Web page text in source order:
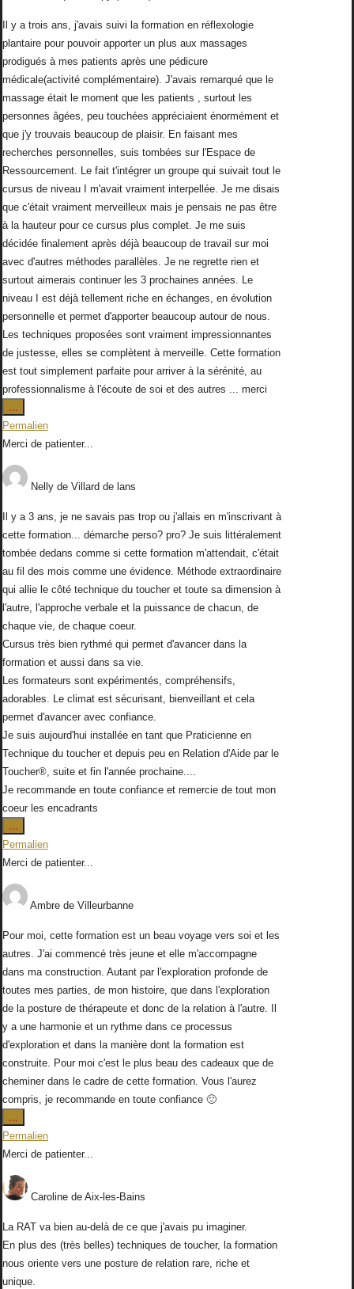
Il y a trois ans, j'avais suivi la formation en réflexologie
plantaire pour pouvoir apporter un plus aux massages
prodigués à mes patients après une pédicure
médicale(activité complémentaire). J'avais remarqué que le
massage était le moment que les patients , surtout les
personnes âgées, peu touchées appréciaient énormément et
que j'y trouvais beaucoup de plaisir. En faisant mes
recherches personnelles, suis tombées sur l'Espace de
Ressourcement. Le fait t'intégrer un groupe qui suivait tout le
cursus de niveau I m'avait vraiment interpellée. Je me disais
que c'était vraiment merveilleux mais je pensais ne pas être
à la hauteur pour ce cursus plus complet. Je me suis
décidée finalement après déjà beaucoup de travail sur moi
avec d'autres méthodes parallèles. Je ne regrette rien et
surtout aimerais continuer les 3 prochaines années. Le
niveau I est déjà tellement riche en échanges, en évolution
personnelle et permet d'apporter beaucoup autour de nous.
Les techniques proposées sont vraiment impressionnantes
de justesse, elles se complètent à merveille. Cette formation
est tout simplement parfaite pour arriver à la sérénité, au
professionnalisme à l'écoute de soi et des autres ... merci
...
cette
boîte
méta.
Permalien
Merci de patienter...
Nelly de Villard de lans
Il y a 3 ans, je ne savais pas trop ou j'allais en m'inscrivant à
cette formation... démarche perso? pro? Je suis littéralement
tombée dedans comme si cette formation m'attendait, c'était
au fil des mois comme une évidence. Méthode extraordinaire
qui allie le côté technique du toucher et toute sa dimension à
l'autre, l'approche verbale et la puissance de chacun, de
chaque vie, de chaque coeur.
Cursus très bien rythmé qui permet d'avancer dans la
formation et aussi dans sa vie.
Les formateurs sont expérimentés, compréhensifs,
adorables. Le climat est sécurisant, bienveillant et cela
permet d'avancer avec confiance.
Je suis aujourd'hui installée en tant que Praticienne en
Technique du toucher et depuis peu en Relation d'Aide par le
Toucher®, suite et fin l'année prochaine....
Je recommande en toute confiance et remercie de tout mon
coeur les encadrants
...
cette
boîte
méta.
Permalien
Merci de patienter...
Ambre de Villeurbanne
Pour moi, cette formation est un beau voyage vers soi et les
autres. J'ai commencé très jeune et elle m'accompagne
dans ma construction. Autant par l'exploration profonde de
toutes mes parties, de mon histoire, que dans l'exploration
de la posture de thérapeute et donc de la relation à l'autre. Il
y a une harmonie et un rythme dans ce processus
d'exploration et dans la manière dont la formation est
construite. Pour moi c'est le plus beau des cadeaux que de
cheminer dans le cadre de cette formation. Vous l'aurez
compris, je recommande en toute confiance 🙂
...
cette
boîte
méta.
Permalien
Merci de patienter...
Caroline de Aix-les-Bains
La RAT va bien au-delà de ce que j'avais pu imaginer.
En plus des (très belles) techniques de toucher, la formation
nous oriente vers une posture de relation rare, riche et
unique.